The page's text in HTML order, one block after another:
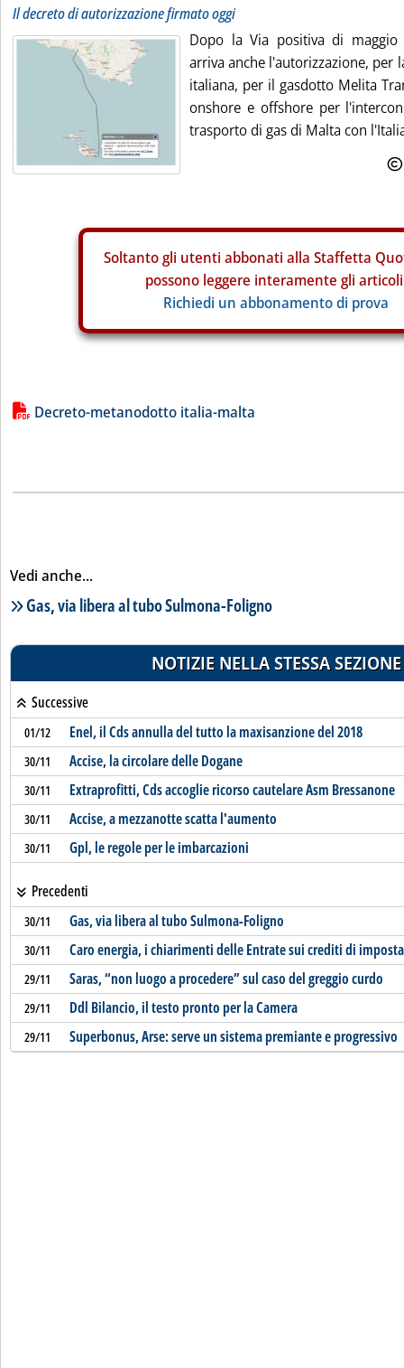
Il decreto di autorizzazione firmato oggi
Dopo la Via positiva di maggio
arriva anche l'autorizzazione, per
italiana, per il gasdotto Melita
onshore e offshore per
trasporto di gas di Malta con
Soltanto gli utenti abbonati alla Staffetta
possono leggere interamente gli
Richiedi un abbonamento di prova
Lista allegati PDF alla notizia
Decreto-metanodotto italia-malta
Vedi anche...
Lista notizie correlate
Gas, via libera al tubo Sulmona-Foligno
NOTIZIE NELLA STESSA SEZIONE
Successive
01/12 Enel, il Cds annulla del tutto la maxisanzione del 2018
30/11 Accise, la circolare delle Dogane
30/11 Extraprofitti, Cds accoglie ricorso cautelare Asm Bressanone
30/11 Accise, a mezzanotte scatta l'aumento
30/11 Gpl, le regole per le imbarcazioni
Precedenti
30/11 Gas, via libera al tubo Sulmona-Foligno
30/11 Caro energia, i chiarimenti delle Entrate sui crediti di imposta
29/11 Saras, “non luogo a procedere” sul caso del greggio curdo
29/11 Ddl Bilancio, il testo pronto per la Camera
29/11 Superbonus, Arse: serve un sistema premiante e progressivo